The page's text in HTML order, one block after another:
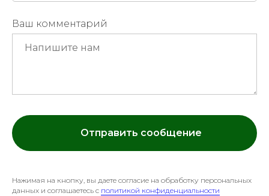
Ваш комментарий
Отправить сообщение
Нажимая на кнопку, вы даете согласие на обработку персональных
данных и соглашаетесь c политикой конфиденциальности